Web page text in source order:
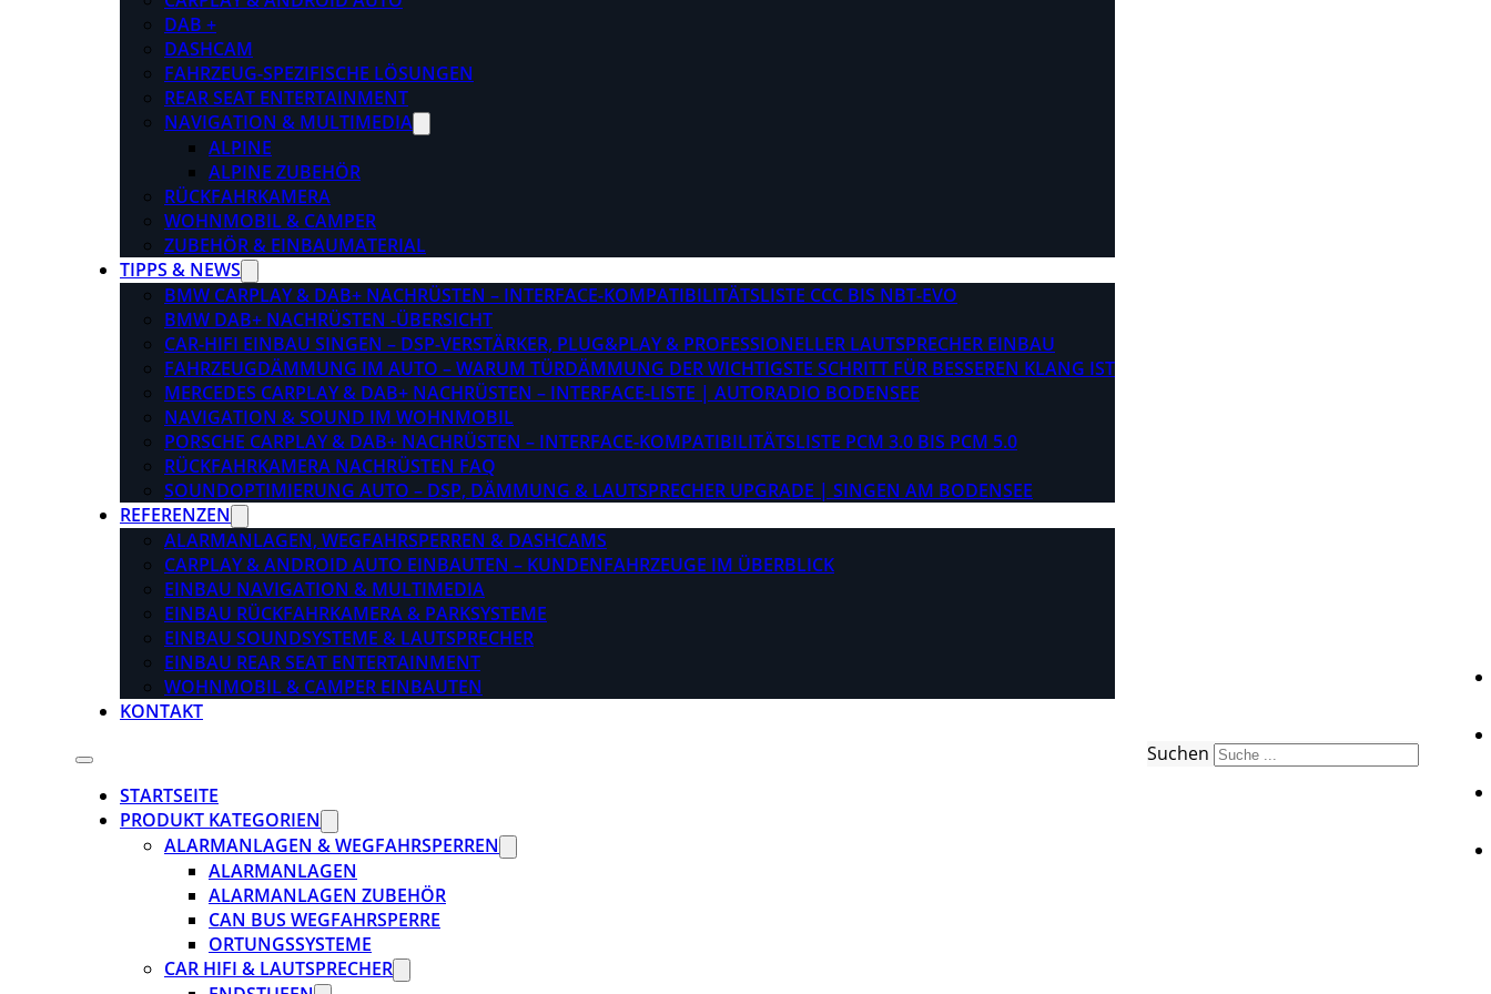
DAB +
DASHCAM
FAHRZEUG-SPEZIFISCHE LÖSUNGEN
REAR SEAT ENTERTAINMENT
NAVIGATION & MULTIMEDIA
ALPINE
ALPINE ZUBEHÖR
RÜCKFAHRKAMERA
WOHNMOBIL & CAMPER
ZUBEHÖR & EINBAUMATERIAL
TIPPS & NEWS
BMW CARPLAY & DAB+ NACHRÜSTEN – INTERFACE-KOMPATIBILITÄTSLISTE CCC BIS NBT-EVO
BMW DAB+ NACHRÜSTEN -ÜBERSICHT
CAR-HIFI EINBAU SINGEN – DSP-VERSTÄRKER, PLUG&PLAY & PROFESSIONELLER LAUTSPRECHER EINBAU
FAHRZEUGDÄMMUNG IM AUTO – WARUM TÜRDÄMMUNG DER WICHTIGSTE SCHRITT FÜR BESSEREN KLANG IST
MERCEDES CARPLAY & DAB+ NACHRÜSTEN – INTERFACE-LISTE | AUTORADIO BODENSEE
NAVIGATION & SOUND IM WOHNMOBIL
PORSCHE CARPLAY & DAB+ NACHRÜSTEN – INTERFACE-KOMPATIBILITÄTSLISTE PCM 3.0 BIS PCM 5.0
RÜCKFAHRKAMERA NACHRÜSTEN FAQ
SOUNDOPTIMIERUNG AUTO – DSP, DÄMMUNG & LAUTSPRECHER UPGRADE | SINGEN AM BODENSEE
REFERENZEN
ALARMANLAGEN, WEGFAHRSPERREN & DASHCAMS
CARPLAY & ANDROID AUTO EINBAUTEN – KUNDENFAHRZEUGE IM ÜBERBLICK
EINBAU NAVIGATION & MULTIMEDIA
EINBAU RÜCKFAHRKAMERA & PARKSYSTEME
EINBAU SOUNDSYSTEME & LAUTSPRECHER
EINBAU REAR SEAT ENTERTAINMENT
WOHNMOBIL & CAMPER EINBAUTEN
KONTAKT
STARTSEITE
PRODUKT KATEGORIEN
ALARMANLAGEN & WEGFAHRSPERREN
ALARMANLAGEN
ALARMANLAGEN ZUBEHÖR
CAN BUS WEGFAHRSPERRE
ORTUNGSSYSTEME
CAR HIFI & LAUTSPRECHER
Suchen